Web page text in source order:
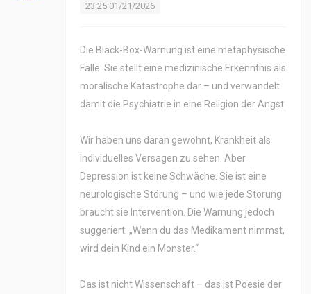
23:25 01/21/2026
Die Black-Box-Warnung ist eine metaphysische
Falle. Sie stellt eine medizinische Erkenntnis als
moralische Katastrophe dar – und verwandelt
damit die Psychiatrie in eine Religion der Angst.
Wir haben uns daran gewöhnt, Krankheit als
individuelles Versagen zu sehen. Aber
Depression ist keine Schwäche. Sie ist eine
neurologische Störung – und wie jede Störung
braucht sie Intervention. Die Warnung jedoch
suggeriert: „Wenn du das Medikament nimmst,
wird dein Kind ein Monster.“
Das ist nicht Wissenschaft – das ist Poesie der